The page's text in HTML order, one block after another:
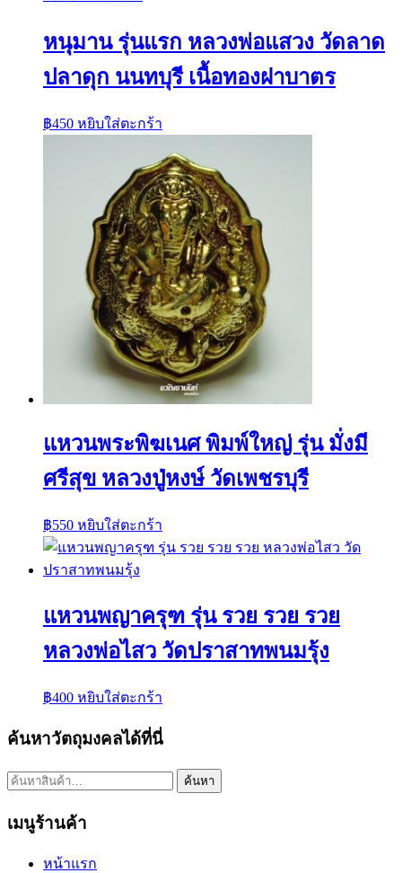
หนุมาน รุ่นแรก หลวงพ่อแสวง วัดลาด
ปลาดุก นนทบุรี เนื้อทองฝาบาตร
฿450 หยิบใส่ตะกร้า
แหวนพระพิฆเนศ พิมพ์ใหญ่ รุ่น มั่งมี
ศรีสุข หลวงปู่หงษ์ วัดเพชรบุรี
฿550 หยิบใส่ตะกร้า
แหวนพญาครุฑ รุ่น รวย รวย รวย
หลวงพ่อไสว วัดปราสาทพนมรุ้ง
฿400 หยิบใส่ตะกร้า
ค้นหาวัตถุมงคลได้ที่นี่
ค้นหา: ค้นหา
เมนูร้านค้า
หน้าแรก